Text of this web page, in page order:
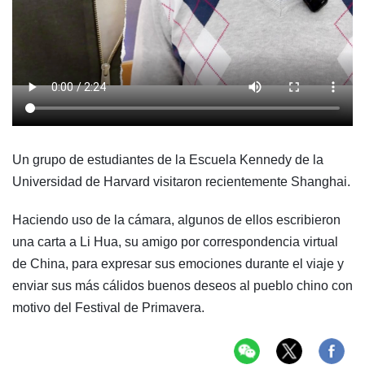
Un grupo de estudiantes de la Escuela Kennedy de la
Universidad de Harvard visitaron recientemente Shanghai.
Haciendo uso de la cámara, algunos de ellos escribieron
una carta a Li Hua, su amigo por correspondencia virtual
de China, para expresar sus emociones durante el viaje y
enviar sus más cálidos buenos deseos al pueblo chino con
motivo del Festival de Primavera.